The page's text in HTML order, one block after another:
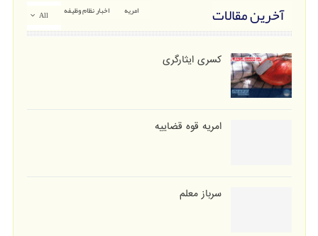
All آخرین مقالات اخبار نظام وظیفه امریه
کسری ایثارگری
امریه قوه قضاییه
سرباز معلم